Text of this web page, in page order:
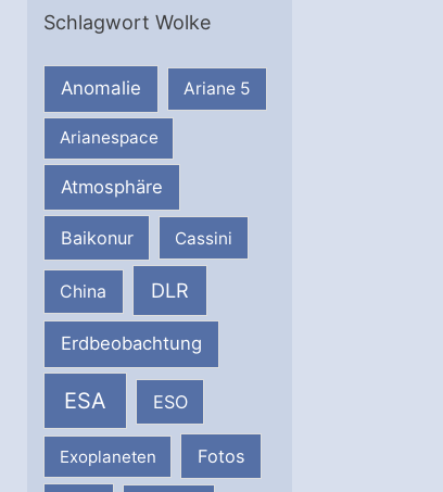
Schlagwort Wolke
Anomalie Ariane 5
Arianespace
Atmosphäre
Baikonur Cassini
China DLR
Erdbeobachtung
ESA ESO
Exoplaneten Fotos